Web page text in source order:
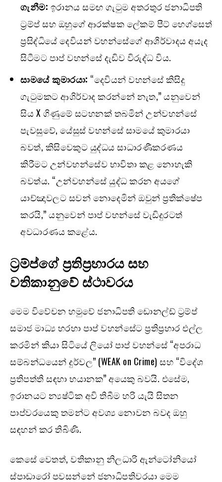
ගැනීම: ඉරානය සමඟ ගැටුම අතරතුර ජනාධිපති
ට්‍රම්ප් සහ ඔහුගේ ආරක්ෂක ලේකම් පීට් හෙග්සෙත්
ප්‍රසිද්ධියේ දෙවියන් වහන්සේගේ ආශිර්වාදය අයැද
සිටීමට පාප් වහන්සේ දැඩිව විරුද්ධ විය.
සාමයේ කුමාරයා: “දෙවියන් වහන්සේ කිසිදු
ගැටුමකට ආශිර්වාද කරන්නේ නැත,” යනුවෙන්
සිය X ගිණුමේ සටහනක් තබමින් උන්වහන්සේ
පැවසුවේ, යේසුස් වහන්සේ සාමයේ කුමාරයා
බවත්, කිසිවෙකුට යුද්ධය සාධාරණීකරණය
කිරීමට උන්වහන්සේව භාවිතා කළ නොහැකි
බවත්ය. “උන්වහන්සේ යුද්ධ කරන අයගේ
යාච්ඤාවලට සවන් නොදෙමින් ඔවුන් ප්‍රතික්ෂේප
කරයි,” යනුවෙන් පාප් වහන්සේ වැඩිදුරටත්
අවධාරණය කළේය.
ට්‍රම්ප්ගේ ප්‍රතිප්‍රහාරය සහ
වතිකානුවේ ස්ථාවරය
මෙම විවේචන හමුවේ ජනාධිපති ඩොනල්ඩ් ට්‍රම්ප්
සමාජ මාධ්‍ය හරහා පාප් වහන්සේට ප්‍රතිප්‍රහාර එල්ල
කරමින් කියා සිටියේ ලියෝ පාප් වහන්සේ “අපරාධ
සම්බන්ධයෙන් දුර්වල” (WEAK on Crime) සහ “විදේශ
ප්‍රතිපත්ති සඳහා භයානක” අයෙකු බවයි. එසේම,
ඉරානයට න්‍යෂ්ටික අවි තිබීම හරි යැයි සිතන
පාප්වරයෙකු තමන්ට අවශ්‍ය නොවන බවද ඔහු
සඳහන් කර තිබිණි.
කෙසේ වෙතත්, වතිකානු නිලධාරි ඇන්ටෝනියෝ
ස්පාඩාරෝ පවසන්නේ ජනාධිපතිවරයා මෙම